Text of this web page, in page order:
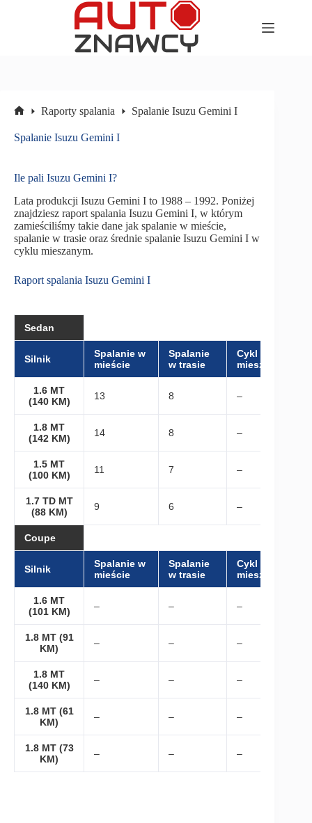
główna
Raporty spalania Spalanie Isuzu Gemini I
Spalanie Isuzu Gemini I
Ile pali Isuzu Gemini I?
Lata produkcji Isuzu Gemini I to 1988 – 1992. Poniżej
znajdziesz raport spalania Isuzu Gemini I, w którym
zamieściliśmy takie dane jak spalanie w mieście,
spalanie w trasie oraz średnie spalanie Isuzu Gemini I w
cyklu mieszanym.
Raport spalania Isuzu Gemini I
Sedan
Silnik
Spalanie w
mieście
Spalanie
w trasie
Cykl
mieszany
1.6 MT
(140 KM)
13 8 –
1.8 MT
(142 KM)
14 8 –
1.5 MT
(100 KM)
11 7 –
1.7 TD MT
(88 KM)
9 6 –
Coupe
Silnik
Spalanie w
mieście
Spalanie
w trasie
Cykl
mieszany
1.6 MT
(101 KM)
– – –
1.8 MT (91
KM)
– – –
1.8 MT
(140 KM)
– – –
1.8 MT (61
KM)
– – –
1.8 MT (73
KM)
– – –